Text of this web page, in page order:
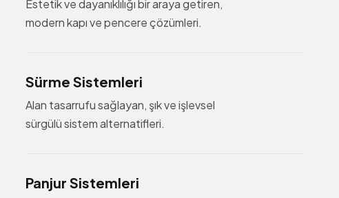
Estetik ve dayanıklılığı bir araya getiren,
modern kapı ve pencere çözümleri.
Sürme Sistemleri
Alan tasarrufu sağlayan, şık ve işlevsel
sürgülü sistem alternatifleri.
Panjur Sistemleri